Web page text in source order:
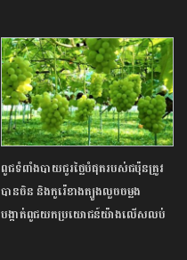
ពូជទំពាំងបាយជូរថ្លៃបំផុតរបស់ជប៉ុនត្រូវ
បានចិន និងកូរ៉េខាងត្បូងលួចចម្លង
បង្កាត់ពូជយកប្រយោជន៍យ៉ាងលើសលប់